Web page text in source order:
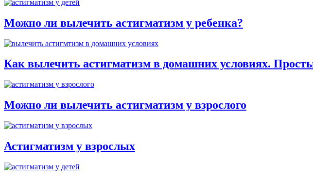
Можно ли вылечить астигматизм у ребенка?
Как вылечить астигматизм в домашних условиях.
Можно ли вылечить астигматизм у взрослого
Астигматизм у взрослых